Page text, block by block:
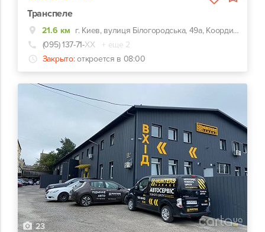
Транспеле
21.6 км
г. Киев, вулиця Білогородська, 49а, Координаты для навигатора: 50.345013,30.269831
(095) 137-71-ХХ
+ еще 2
Закрыто: откроется в 08:00
23